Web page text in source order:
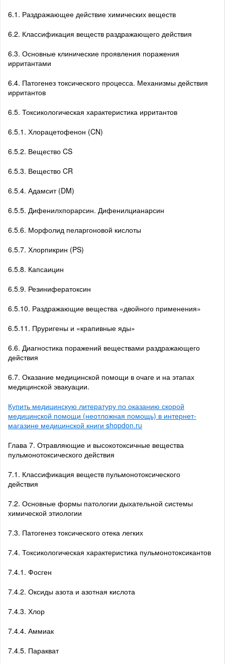
6.1. Раздражающее действие химических веществ
6.2. Классификация веществ раздражающего действия
6.3. Основные клинические проявления поражения
ирритантами
6.4. Патогенез токсического процесса. Механизмы действия
ирритантов
6.5. Токсикологическая характеристика ирритантов
6.5.1. Хлорацетофенон (CN)
6.5.2. Вещество CS
6.5.3. Вещество CR
6.5.4. Адамсит (DM)
6.5.5. Дифенилхпорарсин. Дифенилцианарсин
6.5.6. Морфолид пеларгоновой кислоты
6.5.7. Хлорпикрин (PS)
6.5.8. Капсаицин
6.5.9. Резинифератоксин
6.5.10. Раздражающие вещества «двойного применения»
6.5.11. Пруригены и «крапивные яды»
6.6. Диагностика поражений веществами раздражающего
действия
6.7. Оказание медицинской помощи в очаге и на этапах
медицинской эвакуации.
Купить медицинскую литературу по оказанию скорой
медицинской помощи (неотложная помощь) в интернет-
магазине медицинской книги shopdon.ru
Глава 7. Отравляющие и высокотоксичные вещества
пульмонотоксического действия
7.1. Классификация веществ пульмонотоксического
действия
7.2. Основные формы патологии дыхательной системы
химической этиологии
7.3. Патогенез токсического отека легких
7.4. Токсикологическая характеристика пульмонотоксикантов
7.4.1. Фосген
7.4.2. Оксиды азота и азотная кислота
7.4.3. Хлор
7.4.4. Аммиак
7.4.5. Паракват